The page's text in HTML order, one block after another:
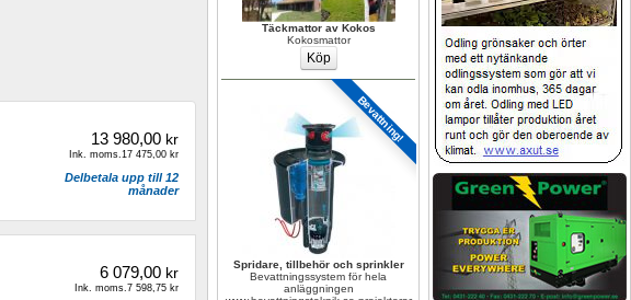
Täckmattor av Kokos
Kokosmattor
Bevattning!
Spridare, tillbehör och sprinkler
Bevattningssystem för hela
anläggningen
13 980,00kr
Ink. moms.17 475,00 kr
Delbetala upp till 12
månader
6 079,00kr
Ink. moms.7 598,75 kr